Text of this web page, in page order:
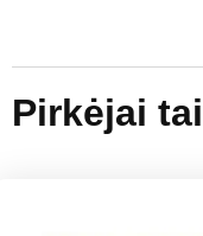
Pirkėjai